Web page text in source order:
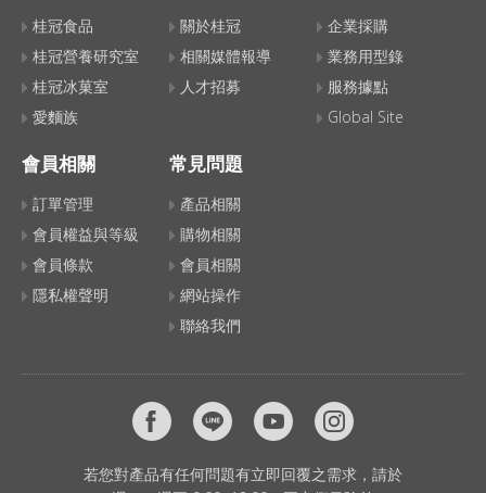
桂冠食品
桂冠營養研究室
桂冠冰菓室
愛麵族
關於桂冠
相關媒體報導
人才招募
企業採購
業務用型錄
服務據點
Global Site
會員相關
訂單管理
會員權益與等級
會員條款
隱私權聲明
常見問題
產品相關
購物相關
會員相關
網站操作
聯絡我們
若您對產品有任何問題有立即回覆之需求，請於